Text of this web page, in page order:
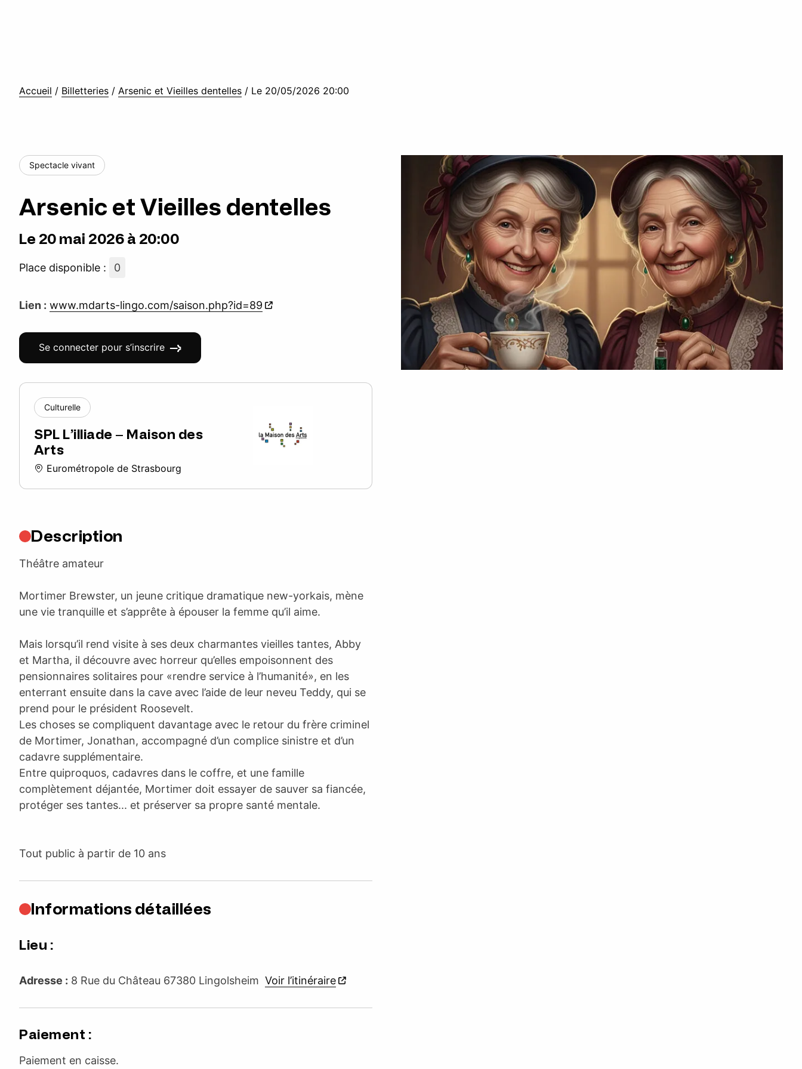
Accueil / Billetteries / Arsenic et Vieilles dentelles / Le 20/05/2026 20:00
Spectacle vivant
Arsenic et Vieilles dentelles
Le 20 mai 2026 à 20:00
Place disponible : 0
Lien : www.mdarts-lingo.com/saison.php?id=89
Se connecter pour s’inscrire
Culturelle
SPL L’illiade – Maison des
Arts
Eurométropole de Strasbourg
Description
Théâtre amateur
Mortimer Brewster, un jeune critique dramatique new-yorkais, mène
une vie tranquille et s’apprête à épouser la femme qu’il aime.
Mais lorsqu’il rend visite à ses deux charmantes vieilles tantes, Abby
et Martha, il découvre avec horreur qu’elles empoisonnent des
pensionnaires solitaires pour «rendre service à l’humanité», en les
enterrant ensuite dans la cave avec l’aide de leur neveu Teddy, qui se
prend pour le président Roosevelt.
Les choses se compliquent davantage avec le retour du frère criminel
de Mortimer, Jonathan, accompagné d’un complice sinistre et d’un
cadavre supplémentaire.
Entre quiproquos, cadavres dans le coffre, et une famille
complètement déjantée, Mortimer doit essayer de sauver sa fiancée,
protéger ses tantes... et préserver sa propre santé mentale.
Tout public à partir de 10 ans
Informations détaillées
Lieu :
Adresse : 8 Rue du Château 67380 Lingolsheim Voir l’itinéraire
Paiement :
Paiement en caisse.